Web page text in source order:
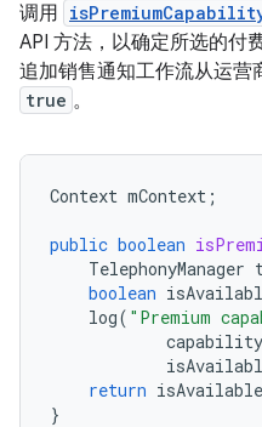
调用
API 方法，以确定所选的付
追加销售通知工作流从运营
true 。
Context mContext ;
public boolean
TelephonyManager
boolean
log( "Premium
capability
return isAvailable
}